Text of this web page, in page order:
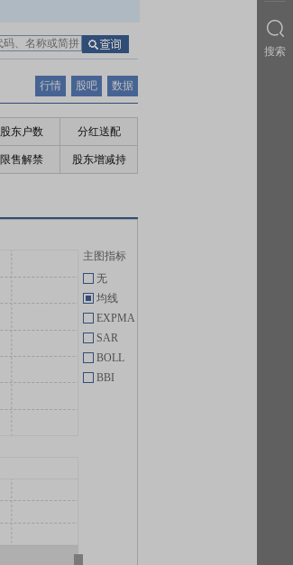
行情 股吧 数据
股东户数 分红送配
限售解禁 股东增减持
主图指标
无
均线
EXPMA
SAR
BOLL
BBI
搜索